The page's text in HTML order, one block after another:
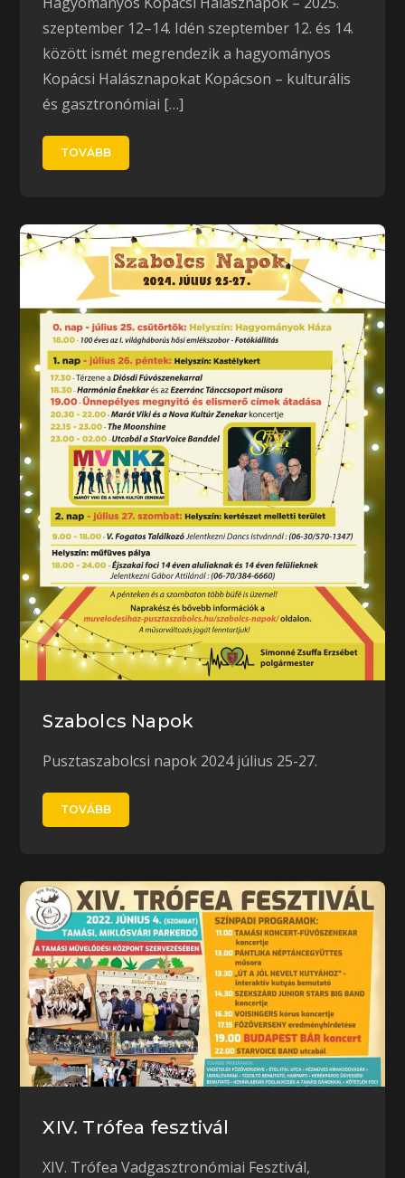
szeptember 12–14. Idén szeptember 12. és 14.
között ismét megrendezik a hagyományos
Kopácsi Halásznapokat Kopácson – kulturális
és gasztronómiai […]
TOVÁBB
Szabolcs Napok
Pusztaszabolcsi napok 2024 július 25-27.
TOVÁBB
XIV. Trófea fesztivál
XIV. Trófea Vadgasztronómiai Fesztivál,